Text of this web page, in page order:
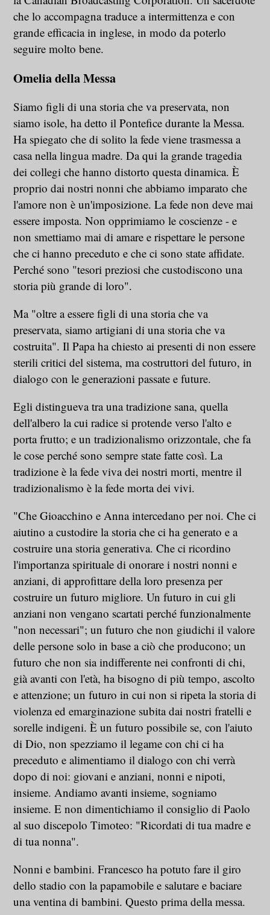
che lo accompagna traduce a intermittenza e con
grande efficacia in inglese, in modo da poterlo
seguire molto bene.
Omelia della Messa
Siamo figli di una storia che va preservata, non
siamo isole, ha detto il Pontefice durante la Messa.
Ha spiegato che di solito la fede viene trasmessa a
casa nella lingua madre. Da qui la grande tragedia
dei collegi che hanno distorto questa dinamica. È
proprio dai nostri nonni che abbiamo imparato che
l'amore non è un'imposizione. La fede non deve mai
essere imposta. Non opprimiamo le coscienze - e
non smettiamo mai di amare e rispettare le persone
che ci hanno preceduto e che ci sono state affidate.
Perché sono "tesori preziosi che custodiscono una
storia più grande di loro".
Ma "oltre a essere figli di una storia che va
preservata, siamo artigiani di una storia che va
costruita". Il Papa ha chiesto ai presenti di non essere
sterili critici del sistema, ma costruttori del futuro, in
dialogo con le generazioni passate e future.
Egli distingueva tra una tradizione sana, quella
dell'albero la cui radice si protende verso l'alto e
porta frutto; e un tradizionalismo orizzontale, che fa
le cose perché sono sempre state fatte così. La
tradizione è la fede viva dei nostri morti, mentre il
tradizionalismo è la fede morta dei vivi.
"Che Gioacchino e Anna intercedano per noi. Che ci
aiutino a custodire la storia che ci ha generato e a
costruire una storia generativa. Che ci ricordino
l'importanza spirituale di onorare i nostri nonni e
anziani, di approfittare della loro presenza per
costruire un futuro migliore. Un futuro in cui gli
anziani non vengano scartati perché funzionalmente
"non necessari"; un futuro che non giudichi il valore
delle persone solo in base a ciò che producono; un
futuro che non sia indifferente nei confronti di chi,
già avanti con l'età, ha bisogno di più tempo, ascolto
e attenzione; un futuro in cui non si ripeta la storia di
violenza ed emarginazione subita dai nostri fratelli e
sorelle indigeni. È un futuro possibile se, con l'aiuto
di Dio, non spezziamo il legame con chi ci ha
preceduto e alimentiamo il dialogo con chi verrà
dopo di noi: giovani e anziani, nonni e nipoti,
insieme. Andiamo avanti insieme, sogniamo
insieme. E non dimentichiamo il consiglio di Paolo
al suo discepolo Timoteo: "Ricordati di tua madre e
di tua nonna".
Nonni e bambini. Francesco ha potuto fare il giro
dello stadio con la papamobile e salutare e baciare
una ventina di bambini. Questo prima della messa.